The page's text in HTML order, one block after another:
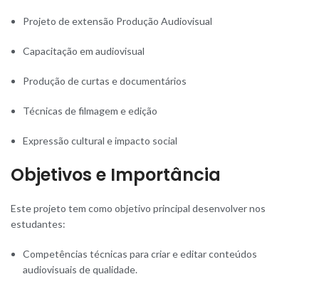
Projeto de extensão Produção Audiovisual
Capacitação em audiovisual
Produção de curtas e documentários
Técnicas de filmagem e edição
Expressão cultural e impacto social
Objetivos e Importância
Este projeto tem como objetivo principal desenvolver nos
estudantes:
Competências técnicas para criar e editar conteúdos
audiovisuais de qualidade.